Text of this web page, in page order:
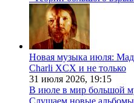
Новая музыка июля:
Charli XCX и не только
31 июля 2026, 19:15
В июле в мир большой